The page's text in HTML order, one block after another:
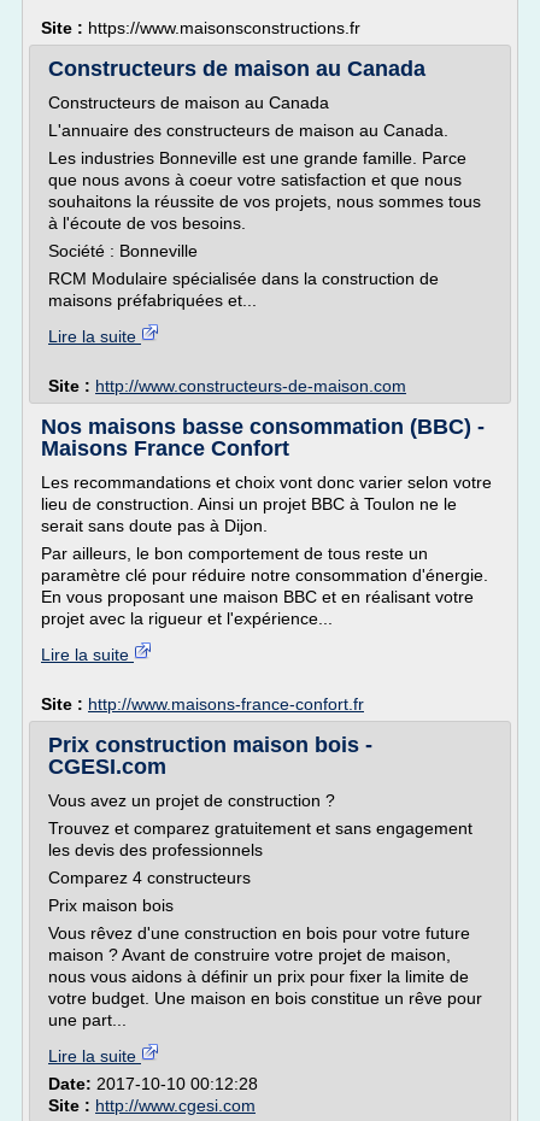
Site : https://www.maisonsconstructions.fr
Constructeurs de maison au Canada
Constructeurs de maison au Canada
L'annuaire des constructeurs de maison au Canada.
Les industries Bonneville est une grande famille. Parce
que nous avons à coeur votre satisfaction et que nous
souhaitons la réussite de vos projets, nous sommes tous
à l'écoute de vos besoins.
Société : Bonneville
RCM Modulaire spécialisée dans la construction de
maisons préfabriquées et...
Lire la suite
Site : http://www.constructeurs-de-maison.com
Nos maisons basse consommation (BBC) -
Maisons France Confort
Les recommandations et choix vont donc varier selon votre
lieu de construction. Ainsi un projet BBC à Toulon ne le
serait sans doute pas à Dijon.
Par ailleurs, le bon comportement de tous reste un
paramètre clé pour réduire notre consommation d'énergie.
En vous proposant une maison BBC et en réalisant votre
projet avec la rigueur et l'expérience...
Lire la suite
Site : http://www.maisons-france-confort.fr
Prix construction maison bois -
CGESI.com
Vous avez un projet de construction ?
Trouvez et comparez gratuitement et sans engagement
les devis des professionnels
Comparez 4 constructeurs
Prix maison bois
Vous rêvez d'une construction en bois pour votre future
maison ? Avant de construire votre projet de maison,
nous vous aidons à définir un prix pour fixer la limite de
votre budget. Une maison en bois constitue un rêve pour
une part...
Lire la suite
Date: 2017-10-10 00:12:28
Site : http://www.cgesi.com